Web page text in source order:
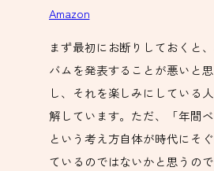
Amazon
まず最初にお断りしておくと
バムを発表することが悪いと
し、それを楽しみにしている
解しています。ただ、「年間ベ
という考え方自体が時代にそ
ているのではないかと思うの